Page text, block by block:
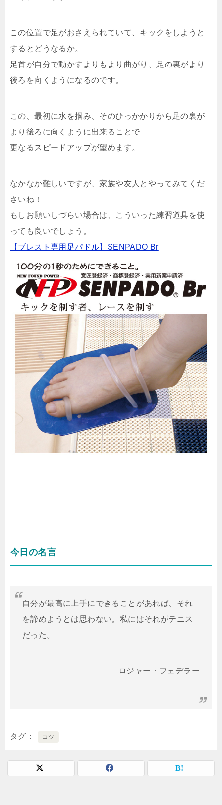
この位置で足がおさえられていて、キックをしようと
するとどうなるか。
足首が自分で動かすよりもより曲がり、足の裏がより
後ろを向くようになるのです。
この、最初に水を掴み、そのひっかかりから足の裏が
より後ろに向くように出来ることで
更なるスピードアップが望めます。
なかなか難しいですが、家族や友人とやってみてくだ
さいね！
もしお願いしづらい場合は、こういった練習道具を使
っても良いでしょう。
【ブレスト専用足パドル】SENPADO Br
今日の名言
自分が最高に上手にできることがあれば、それ
を諦めようとは思わない。私にはそれがテニス
だった。
ロジャー・フェデラー
タグ コツ